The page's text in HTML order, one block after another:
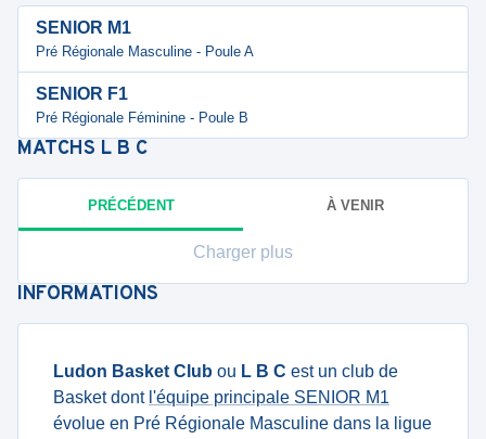
SENIOR M1
Pré Régionale Masculine - Poule A
SENIOR F1
Pré Régionale Féminine - Poule B
MATCHS L B C
PRÉCÉDENT À VENIR
Charger plus
INFORMATIONS
Ludon Basket Club ou L B C est un club de
Basket dont l'équipe principale SENIOR M1
évolue en Pré Régionale Masculine dans la ligue